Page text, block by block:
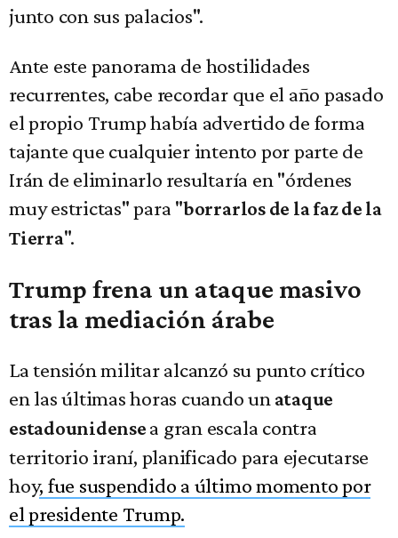
junto con sus palacios".
Ante este panorama de hostilidades
recurrentes, cabe recordar que el año pasado
el propio Trump había advertido de forma
tajante que cualquier intento por parte de
Irán de eliminarlo resultaría en "órdenes
muy estrictas" para "borrarlos de la faz de la
Tierra".
Trump frena un ataque masivo
tras la mediación árabe
La tensión militar alcanzó su punto crítico
en las últimas horas cuando un ataque
estadounidense a gran escala contra
territorio iraní, planificado para ejecutarse
hoy, fue suspendido a último momento por
el presidente Trump.